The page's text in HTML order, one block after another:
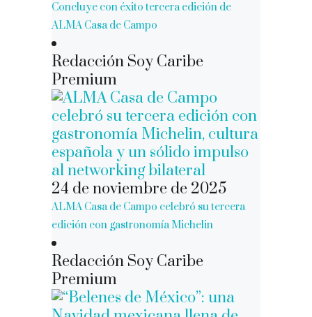
Concluye con éxito tercera edición de
ALMA Casa de Campo
Redacción Soy Caribe
Premium
24 de noviembre de 2025
ALMA Casa de Campo celebró su tercera
edición con gastronomía Michelin
Redacción Soy Caribe
Premium